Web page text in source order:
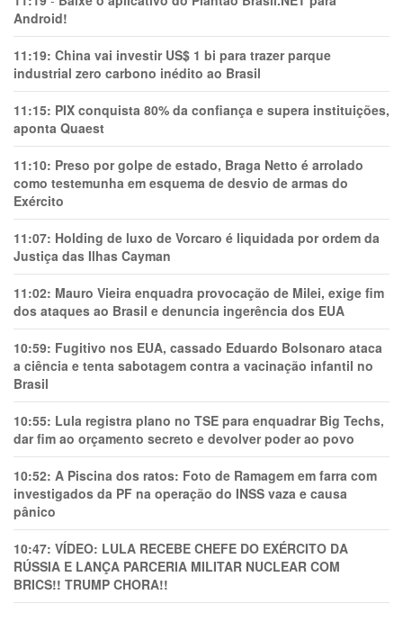
Android!
11:19: China vai investir US$ 1 bi para trazer parque
industrial zero carbono inédito ao Brasil
11:15: PIX conquista 80% da confiança e supera instituições,
aponta Quaest
11:10: Preso por golpe de estado, Braga Netto é arrolado
como testemunha em esquema de desvio de armas do
Exército
11:07: Holding de luxo de Vorcaro é liquidada por ordem da
Justiça das Ilhas Cayman
11:02: Mauro Vieira enquadra provocação de Milei, exige fim
dos ataques ao Brasil e denuncia ingerência dos EUA
10:59: Fugitivo nos EUA, cassado Eduardo Bolsonaro ataca
a ciência e tenta sabotagem contra a vacinação infantil no
Brasil
10:55: Lula registra plano no TSE para enquadrar Big Techs,
dar fim ao orçamento secreto e devolver poder ao povo
10:52: A Piscina dos ratos: Foto de Ramagem em farra com
investigados da PF na operação do INSS vaza e causa
pânico
10:47: VÍDEO: LULA RECEBE CHEFE DO EXÉRCITO DA
RÚSSIA E LANÇA PARCERIA MILITAR NUCLEAR COM
BRICS!! TRUMP CHORA!!